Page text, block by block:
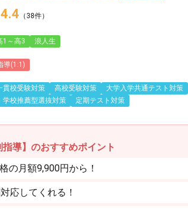
4.4 （38件）
1～高3 浪人生
導(1:1)
貫校受験対策 高校受験対策 大学入学共通テスト対策
学校推薦型選抜対策 定期テスト対策
導】のおすすめポイント
の月額9,900円から！
応してくれる！